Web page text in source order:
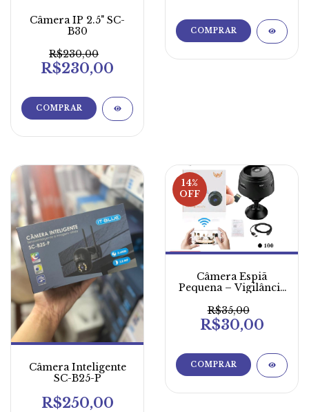
Câmera IP 2.5" SC-
B30
R$230,00
R$230,00
Câmera Inteligente
SC-B25-P
R$250,00
14%
OFF
Câmera Espiã
Pequena – Vigilância
R$35,00
R$30,00